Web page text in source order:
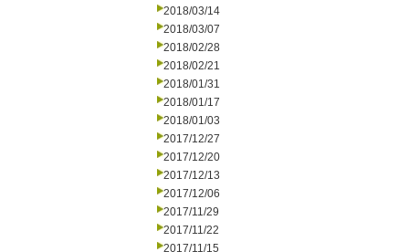
2018/03/14
2018/03/07
2018/02/28
2018/02/21
2018/01/31
2018/01/17
2018/01/03
2017/12/27
2017/12/20
2017/12/13
2017/12/06
2017/11/29
2017/11/22
2017/11/15